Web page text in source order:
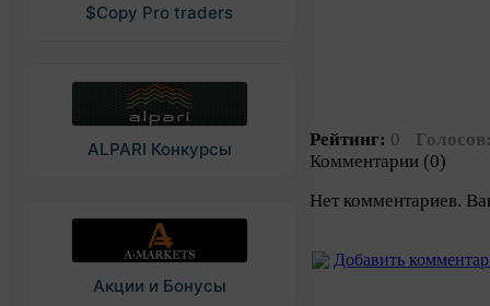
$Copy Pro traders
ALPARI Конкурсы
Акции и Бонусы
Рейтинг: 0
Комментарии (0)
Нет комментариев.
Добавить